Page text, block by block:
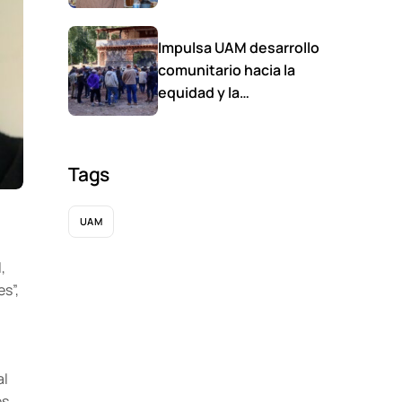
Impulsa UAM desarrollo
comunitario hacia la
equidad y la
Tags
UAM